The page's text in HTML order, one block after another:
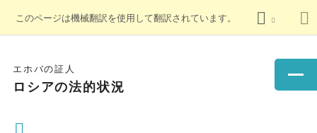
このページは機械翻訳を使用して翻訳されています。
エホバの証人
ロシアの法的状況